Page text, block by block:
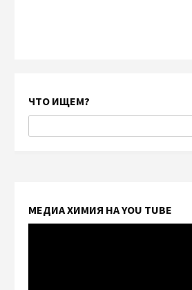
ЧТО ИЩЕМ?
МЕДИА ХИМИЯ НА YOU TUBE